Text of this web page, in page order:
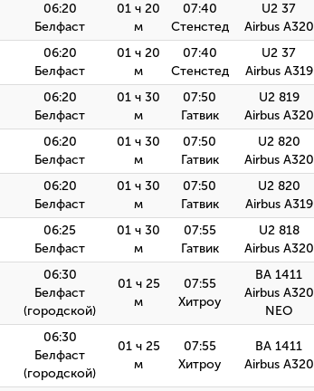
06:20
Белфаст
01 ч 20
м
07:40
Стенстед
U2 37
Airbus А320
06:20
Белфаст
01 ч 20
м
07:40
Стенстед
U2 37
Airbus A319
06:20
Белфаст
01 ч 30
м
07:50
Гатвик
U2 819
Airbus А320
06:20
Белфаст
01 ч 30
м
07:50
Гатвик
U2 820
Airbus А320
06:20
Белфаст
01 ч 30
м
07:50
Гатвик
U2 820
Airbus A319
06:25
Белфаст
01 ч 30
м
07:55
Гатвик
U2 818
Airbus А320
06:30
Белфаст
(городской)
01 ч 25
м
07:55
Хитроу
BA 1411
Airbus A320
NEO
06:30
Белфаст
(городской)
01 ч 25
м
07:55
Хитроу
BA 1411
Airbus A320